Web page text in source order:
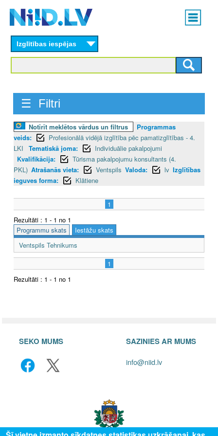
content
Main
menu
Izglītības iespējas
☰ Filtri
Notīrīt meklētos vārdus un filtrus
Programmas
veids:
Profesionālā vidējā izglītība pēc pamatizglītības - 4.
LKI
Tematiskā joma:
Individuālie pakalpojumi
Kvalifikācija:
Tūrisma pakalpojumu konsultants (4.
PKL) Atrašanās vieta: Ventspils Valoda: lv Izglītības
ieguves forma:
Klātiene
1
Rezultāti : 1 - 1 no 1
Programmu skats
Iestāžu skats
Ventspils Tehnikums
1
Rezultāti : 1 - 1 no 1
SEKO MUMS SAZINIES AR MUMS
info@niid.lv